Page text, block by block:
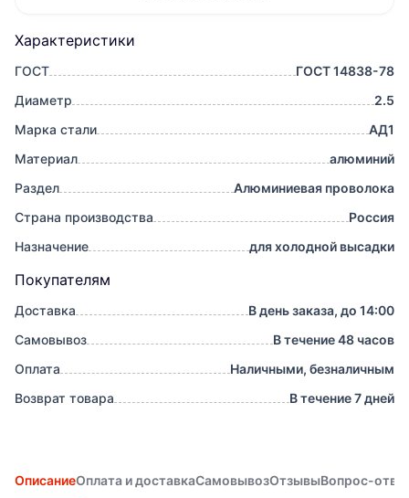
Характеристики
ГОСТ
ГОСТ 14838-78
Диаметр
2.5
Марка стали
АД1
Материал
алюминий
Раздел
Алюминиевая проволока
Страна производства
Россия
Назначение
для холодной высадки
Покупателям
Доставка
В день заказа, до 14:00
Самовывоз
В течение 48 часов
Оплата
Наличными, безналичным
Возврат товара
В течение 7 дней
ОписаниеОплата и доставкаСамовывозОтзывыВопрос-